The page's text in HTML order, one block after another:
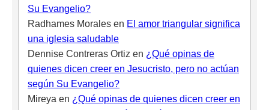
Su Evangelio?
Radhames Morales en El amor triangular significa
una iglesia saludable
Dennise Contreras Ortiz en ¿Qué opinas de
quienes dicen creer en Jesucristo, pero no actúan
según Su Evangelio?
Mireya en ¿Qué opinas de quienes dicen creer en